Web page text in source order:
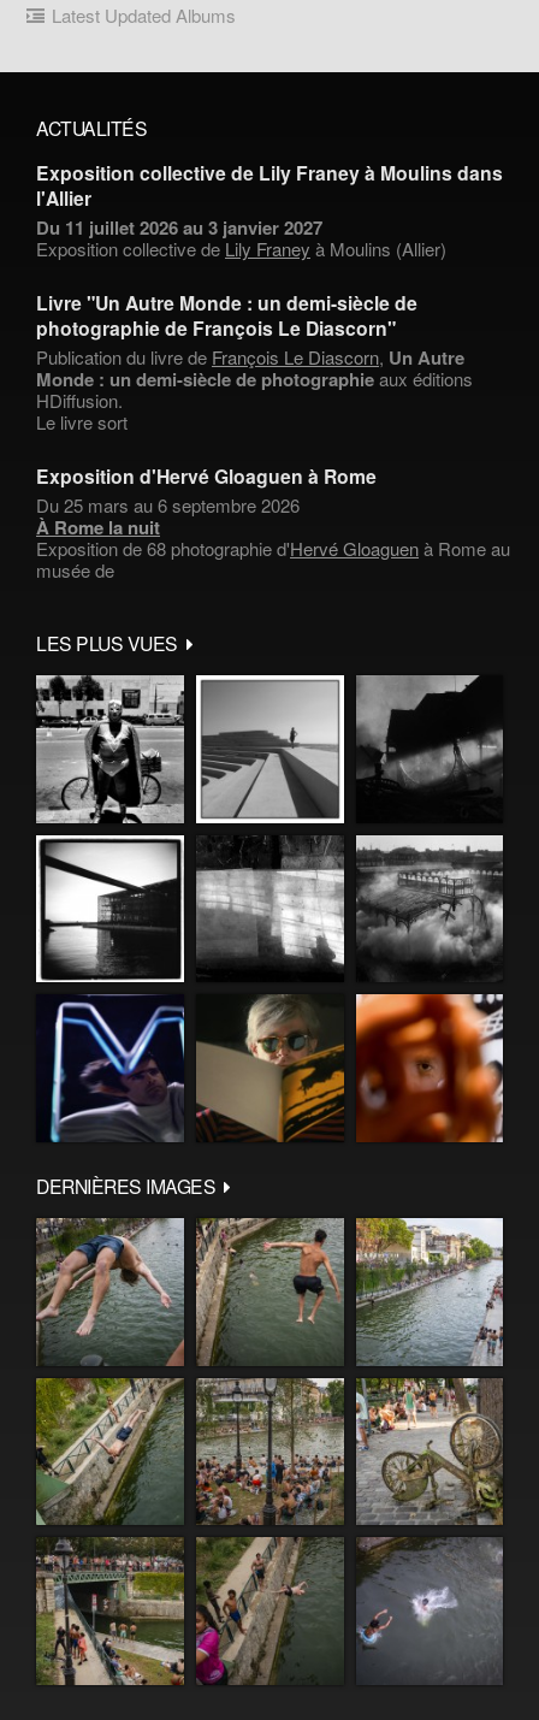
Latest Updated Albums
ACTUALITÉS
Exposition collective de Lily Franey à Moulins dans
l'Allier
Du 11 juillet 2026 au 3 janvier 2027
Exposition collective de Lily Franey à Moulins (Allier)
Livre "Un Autre Monde : un demi-siècle de
photographie de François Le Diascorn"
Publication du livre de François Le Diascorn, Un Autre
Monde : un demi-siècle de photographieaux éditions
HDiffusion.
Le livre sort
Exposition d'Hervé Gloaguen à Rome
Du 25 mars au 6 septembre 2026
À Rome la nuit
Exposition de 68 photographie d'Hervé Gloaguenà Rome au
musée de
LES PLUS VUES
DERNIÈRES IMAGES